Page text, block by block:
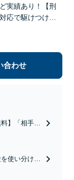
実績あり！【刑
応で駆けつけサ
合わせ
】「相手方
室対応】
使い分け、